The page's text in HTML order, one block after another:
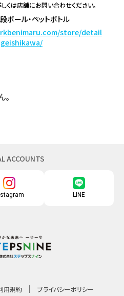
しくは店舗にお問い合わせください。
ボール・ペットボトル
store/detail
ACCOUNTS
LINE
用規約 プライバシーポリシー